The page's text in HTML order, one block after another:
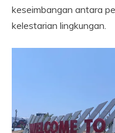
keseimbangan antara
kelestarian lingkungan.